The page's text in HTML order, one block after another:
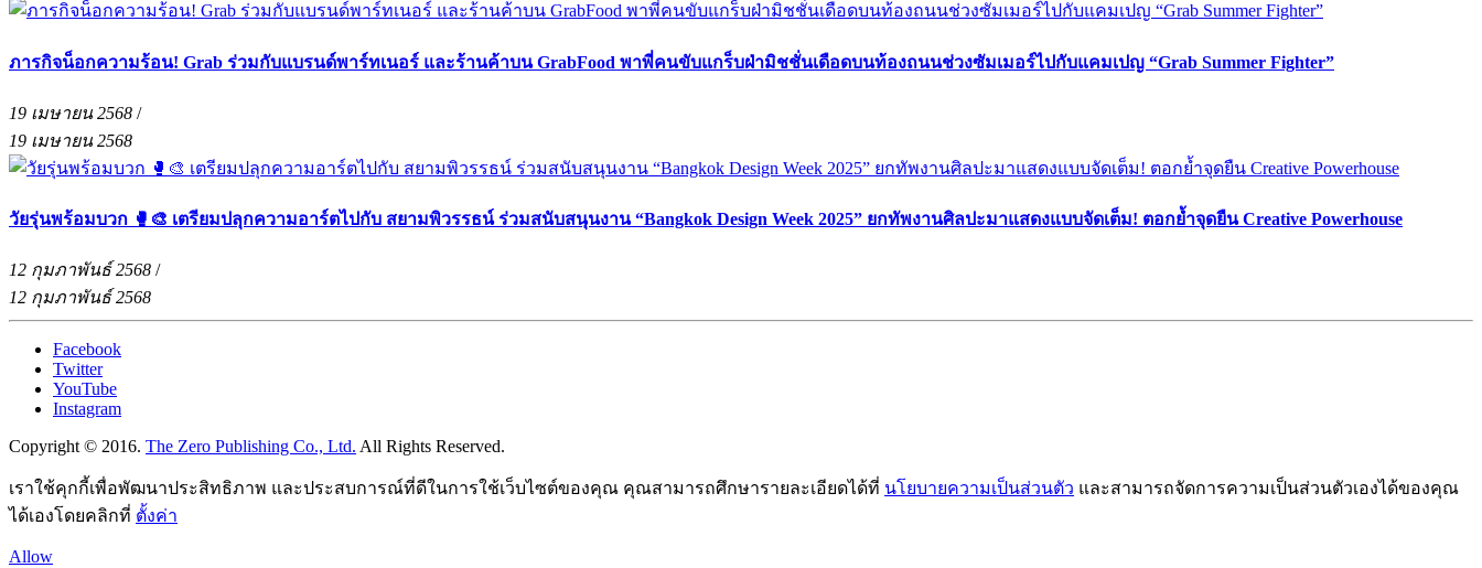
ภารกิจน็อกความร้อน! Grab ร่วมกับแบรนด์พาร์ทเนอร์ และร้านค้าบน GrabFood พาพี่คนขับแกร็บฝ่ามิชชั่นเดือดบนท้องถนนช่วงซัมเมอร์ไปกับแคมเปญ “Grab Summer Fighter”
19 เมษายน 2568 /
19 เมษายน 2568
วัยรุ่นพร้อมบวก 🥊🎨 เตรียมปลุกความอาร์ตไปกับ สยามพิวรรธน์ ร่วมสนับสนุนงาน “Bangkok Design Week 2025” ยกทัพงานศิลปะมาแสดงแบบจัดเต็ม! ตอกย้ำจุดยืน Creative Powerhouse
12 กุมภาพันธ์ 2568 /
12 กุมภาพันธ์ 2568
Facebook
Twitter
YouTube
Instagram
Copyright © 2016. The Zero Publishing Co., Ltd. All Rights Reserved.
เราใช้คุกกี้เพื่อพัฒนาประสิทธิภาพ และประสบการณ์ที่ดีในการใช้เว็บไซต์ของคุณ คุณสามารถศึกษารายละเอียดได้ที่ นโยบายความเป็นส่วนตัว และสามารถจัดการความเป็นส่วนตัวเองได้ของคุณ
ได้เองโดยคลิกที่ ตั้งค่า
Allow